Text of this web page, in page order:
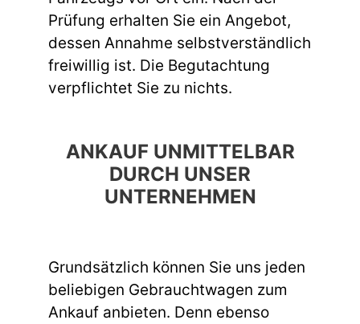
Prüfung erhalten Sie ein Angebot,
dessen Annahme selbstverständlich
freiwillig ist. Die Begutachtung
verpflichtet Sie zu nichts.
ANKAUF UNMITTELBAR
DURCH UNSER
UNTERNEHMEN
Grundsätzlich können Sie uns jeden
beliebigen Gebrauchtwagen zum
Ankauf anbieten. Denn ebenso